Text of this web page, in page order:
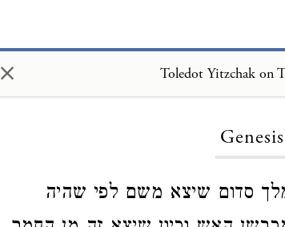
× Toledot Yitzchak on
סדום שיצא משם לפי שהיה